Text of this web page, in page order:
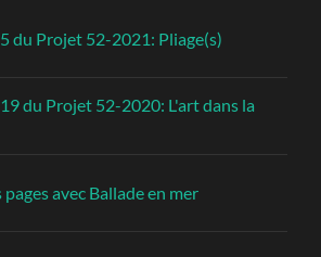
du Projet 52-2021: Pliage(s)
du Projet 52-2020: L'art dans la
avec Ballade en mer